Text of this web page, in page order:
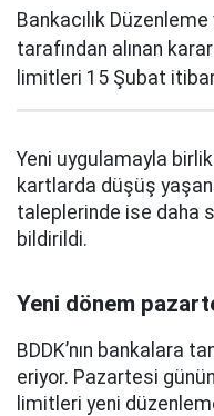
Bankacılık
tarafından alınan
limitleri 15 Şubat
Yeni uygulamayla
kartlarda düşüş
taleplerinde ise daha
bildirildi.
Yeni dönem
BDDK’nın bankalara
eriyor. Pazartesi
limitleri yeni